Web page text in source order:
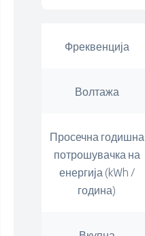
Фреквенција
Волтажа
Просечна годишна
потрошувачка на
енергија (kWh /
година)